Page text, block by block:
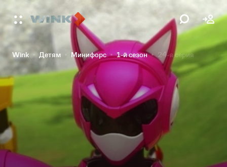
Wink Детям Минифорс 1-й сезон 24-я серия